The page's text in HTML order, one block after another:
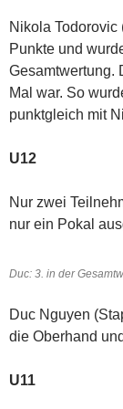
Nikola
Punkte und
Gesamtwertung.
Mal war. So
punktgleich mit
U12
Nur zwei
nur ein Pokal
Duc: 3. in der
Duc Nguyen
die Oberhand
U11